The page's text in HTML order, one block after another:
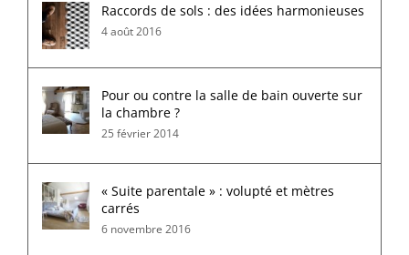
Raccords de sols : des idées harmonieuses
4 août 2016
Pour ou contre la salle de bain ouverte sur
la chambre ?
25 février 2014
« Suite parentale » : volupté et mètres
carrés
6 novembre 2016